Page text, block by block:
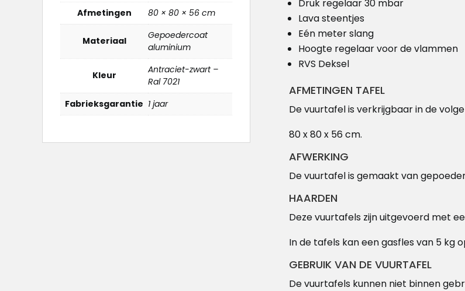
Afmetingen 80 × 80 × 56 cm
Materiaal
Gepoedercoat
aluminium
Kleur
Antraciet-zwart –
Ral 7021
Fabrieksgarantie 1 jaar
Druk regelaar 30 mbar
Lava steentjes
Eén meter slang
Hoogte regelaar voor de vlammen
RVS Deksel
AFMETINGEN TAFEL
De vuurtafel is verkrijgbaar in de
80 x 80 x 56 cm.
AFWERKING
De vuurtafel is gemaakt van
HAARDEN
Deze vuurtafels zijn uitgevoerd met
In de tafels kan een gasfles van 5 kg
GEBRUIK VAN DE VUURTAFEL
De vuurtafels kunnen niet binnen